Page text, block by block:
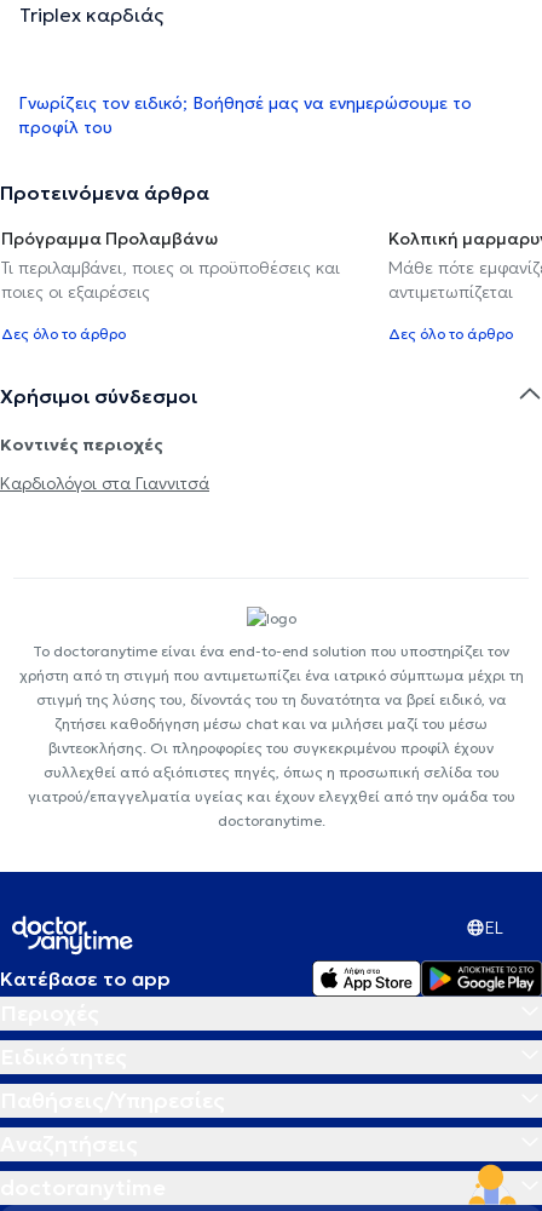
Triplex καρδιάς
Γνωρίζεις τον ειδικό; Βοήθησέ μας να ενημερώσουμε το
προφίλ του
Προτεινόμενα άρθρα
Πρόγραμμα Προλαμβάνω
Τι περιλαμβάνει, ποιες οι προϋποθέσεις και
ποιες οι εξαιρέσεις
Δες όλο το άρθρο
Κολπική
Μάθε πότε
αντιμετωπίζεται
Δες όλο το άρθρο
Χρήσιμοι σύνδεσμοι
Κοντινές περιοχές
Καρδιολόγοι στα Γιαννιτσά
Το doctoranytime είναι ένα end-to-end solution που υποστηρίζει τον
χρήστη από τη στιγμή που αντιμετωπίζει ένα ιατρικό σύμπτωμα μέχρι τη
στιγμή της λύσης του, δίνοντάς του τη δυνατότητα να βρεί ειδικό, να
ζητήσει καθοδήγηση μέσω chat και να μιλήσει μαζί του μέσω
βιντεοκλήσης. Οι πληροφορίες του συγκεκριμένου προφίλ έχουν
συλλεχθεί από αξιόπιστες πηγές, όπως η προσωπική σελίδα του
γιατρού/επαγγελματία υγείας και έχουν ελεγχθεί από την ομάδα του
doctoranytime.
EL
Κατέβασε το app